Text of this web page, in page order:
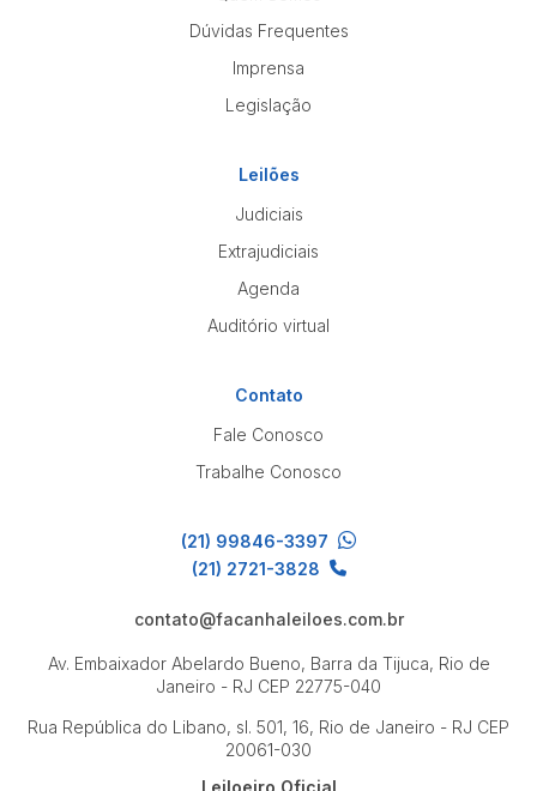
Dúvidas Frequentes
Imprensa
Legislação
Leilões
Judiciais
Extrajudiciais
Agenda
Auditório virtual
Contato
Fale Conosco
Trabalhe Conosco
(21) 99846-3397
(21) 2721-3828
contato@facanhaleiloes.com.br
Av. Embaixador Abelardo Bueno, Barra da Tijuca, Rio de
Janeiro - RJ CEP 22775-040
Rua República do Libano, sl. 501, 16, Rio de Janeiro - RJ CEP
20061-030
Leiloeiro Oficial